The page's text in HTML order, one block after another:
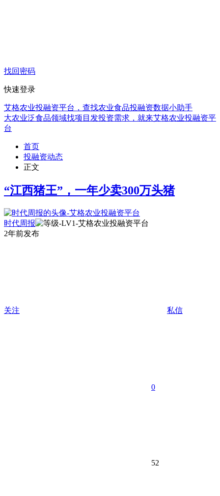
找回密码
快速登录
艾格农业投融资平台，查找农业食品投融资数据小助手
大农业泛食品领域找项目发投资需求，就来艾格农业投融资平
台
首页
投融资动态
正文
“江西猪王”，一年少卖300万头猪
时代周报
2年前发布
关注 私信
0
52